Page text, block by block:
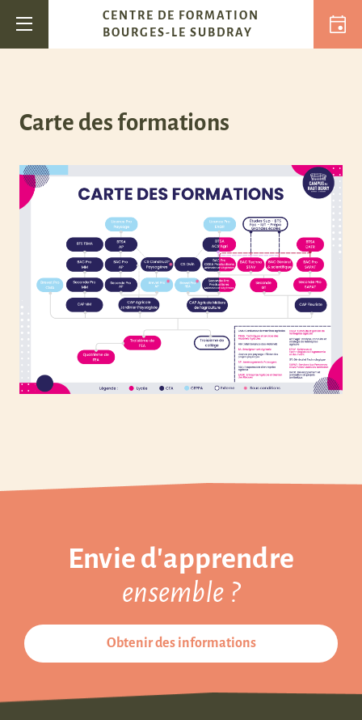
Navigation principale
CENTRE DE FORMATION
BOURGES-LE SUBDRAY
Carte des formations
Envie d'apprendre
ensemble ?
Obtenir des informations